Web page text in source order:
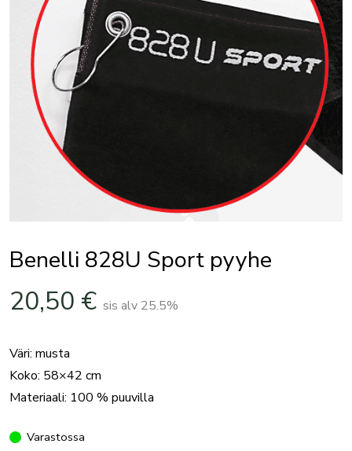
Benelli 828U Sport pyyhe
20,50 € sis alv 25.5%
Väri: musta
Koko: 58×42 cm
Materiaali: 100 % puuvilla
Varastossa